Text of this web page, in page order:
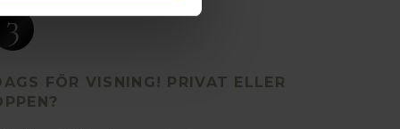
3
FÖR VISNING! PRIVAT ELLER